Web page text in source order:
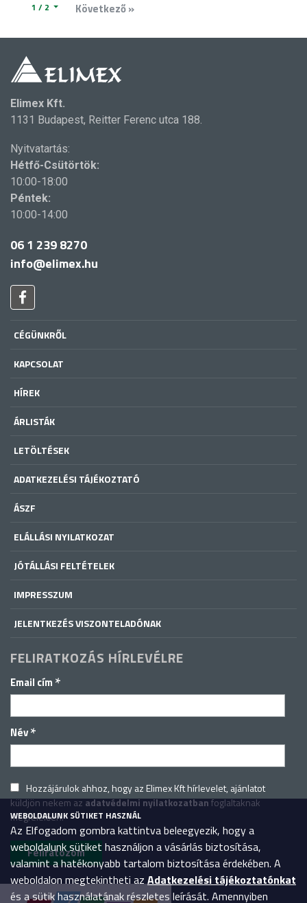
1 / 2 Következő »
Elimex Kft.
1131 Budapest, Reitter Ferenc utca 188.
Nyitvatartás:
Hétfő-Csütörtök:
10:00-18:00
Péntek:
10:00-14:00
06 1 239 8270
info@elimex.hu
CÉGÜNKRŐL
KAPCSOLAT
HÍREK
ÁRLISTÁK
LETÖLTÉSEK
ADATKEZELÉSI TÁJÉKOZTATÓ
ÁSZF
ELÁLLÁSI NYILATKOZAT
JÓTÁLLÁSI FELTÉTELEK
IMPRESSZUM
JELENTKEZÉS VISZONTELADÓNAK
FELIRATKOZÁS HÍRLEVÉLRE
Email cím *
Név*
Hozzájárulok ahhoz, hogy az Elimex Kft hírlevelet, ajánlatot
küldjön nekem azadatvédelmi nyilatkozatbanfoglaltaknak
megfelelően.
WEBOLDALUNK SÜTIKET HASZNÁL
Az Elfogadom gombra kattintva beleegyezik, hogy a
weboldalunk sütiket használjon a vásárlás biztosítása,
valamint a hatékonyabb tartalom biztosítása érdekében. A
weboldalon megtekintheti az Adatkezelési tájékoztatónkat
és a sütik használatának részletes leírását. Amennyiben